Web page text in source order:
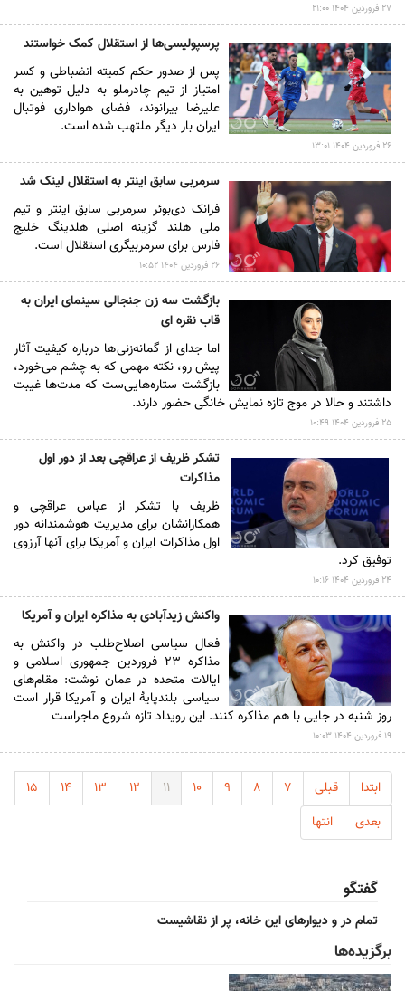
۲۷ فروردين ۱۴۰۴ ۲۱:۰۰
پرسپولیسی‌ها از استقلال کمک خواستند
پس از صدور حکم کمیته انضباطی و کسر
امتیاز از تیم چادرملو به دلیل توهین به
علیرضا بیرانوند، فضای هواداری فوتبال
ایران بار دیگر ملتهب شده است.
۲۶ فروردين ۱۴۰۴ ۱۳:۰۱
سرمربی سابق اینتر به استقلال لینک شد
فرانک دی‌بوئر سرمربی سابق اینتر و تیم
ملی هلند گزینه اصلی هلدینگ خلیج
فارس برای سرمربیگری استقلال است.
۲۶ فروردين ۱۴۰۴ ۱۰:۵۲
بازگشت سه زن جنجالی سینمای ایران به
قاب نقره ای
اما جدای از گمانه‌زنی‌ها درباره کیفیت آثار
پیش رو، نکته مهمی که به چشم می‌خورد،
بازگشت ستاره‌هایی‌ست که مدت‌ها غیبت
داشتند و حالا در موج تازه نمایش خانگی حضور دارند.
۲۵ فروردين ۱۴۰۴ ۱۰:۴۹
تشکر ظریف از عراقچی بعد از دور اول
مذاکرات
ظریف با تشکر از عباس عراقچی و
همکارانشان برای مدیریت هوشمندانه دور
اول مذاکرات ایران و آمریکا برای آنها آرزوی
توفیق کرد.
۲۴ فروردين ۱۴۰۴ ۱۰:۱۶
واکنش زیدآبادی به مذاکره ایران و آمریکا
فعال سیاسی اصلاح‌طلب در واکنش به
مذاکره ۲۳ فروردین جمهوری اسلامی و
ایالات متحده در عمان نوشت: مقام‌های
سیاسی بلندپایهٔ ایران و آمریکا قرار است
روز شنبه در جایی با هم مذاکره کنند. این رویداد تازه شروع ماجراست
۱۹ فروردين ۱۴۰۴ ۱۰:۰۳
ابتدا قبلی ۷ ۸ ۹ ۱۰ ۱۱ ۱۲ ۱۳ ۱۴
۱۵
بعدی
انتها
گفتگو
تمام در و دیوارهای این خانه، پر از نقاشیست
برگزیده‌ها